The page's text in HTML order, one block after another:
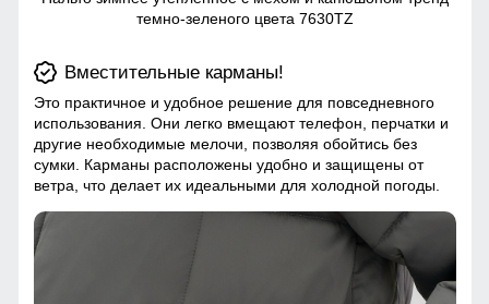
темно-зеленого цвета 7630TZ
Вместительные карманы!
Это практичное и удобное решение для повседневного
использования. Они легко вмещают телефон, перчатки и
другие необходимые мелочи, позволяя обойтись без
сумки. Карманы расположены удобно и защищены от
ветра, что делает их идеальными для холодной погоды.